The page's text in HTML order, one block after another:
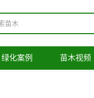
绿化案例 苗木视频